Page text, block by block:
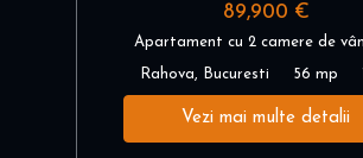
89,900 €
Apartament cu 2 camere de
Rahova, Bucuresti 56 mp
Vezi mai multe detalii